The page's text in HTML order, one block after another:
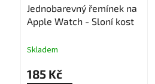
Jednobarevný řemínek na
Apple Watch - Sloní kost
Skladem
185 Kč